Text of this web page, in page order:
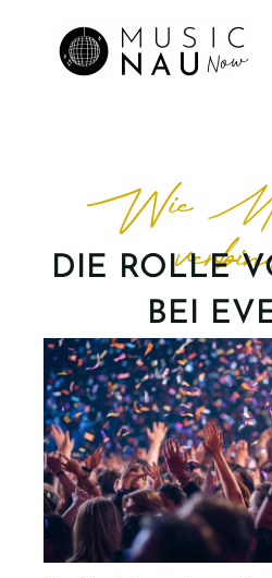
springen
Wie
DIE ROLLE
BEI